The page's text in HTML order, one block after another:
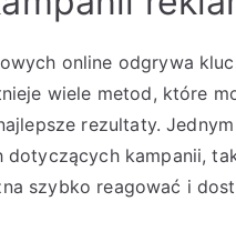
online odgrywa
wiele metod, które
rezultaty.
dotyczących kampanii,
szybko reagować i